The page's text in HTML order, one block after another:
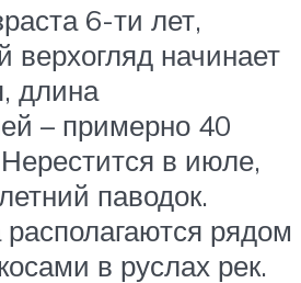
6-ти лет,
верхогляд начинает
длина
– примерно 40
в июле,
паводок.
рядом
в руслах рек.